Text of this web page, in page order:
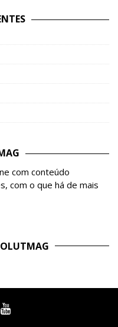
com conteúdo
com o que há de mais